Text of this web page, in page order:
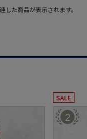
た商品が表示されます。
SALE
2